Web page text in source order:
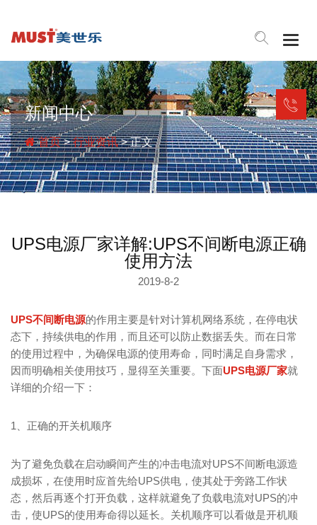
新闻中心
首页>行业资讯> 正文
UPS电源厂家详解:UPS不间断电源正确
使用方法
2019-8-2
UPS不间断电源的作用主要是针对计算机网络系统，在停电状
态下，持续供电的作用，而且还可以防止数据丢失。而在日常
的使用过程中，为确保电源的使用寿命，同时满足自身需求，
因而明确相关使用技巧，显得至关重要。下面UPS电源厂家就
详细的介绍一下：
1、正确的开关机顺序
为了避免负载在启动瞬间产生的冲击电流对UPS不间断电源造
成损坏，在使用时应首先给UPS供电，使其处于旁路工作状
态，然后再逐个打开负载，这样就避免了负载电流对UPS的冲
击，使UPS的使用寿命得以延长。关机顺序可以看做是开机顺